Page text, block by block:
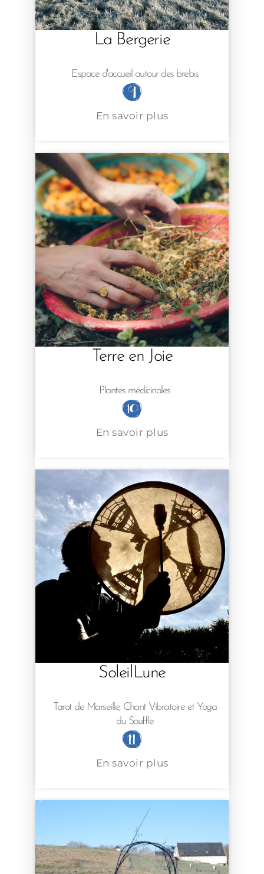
La Bergerie
Espace d'accueil autour des brebis
En savoir plus
Terre en Joie
Plantes médicinales
En savoir plus
SoleilLune
Tarot de Marseille, Chant Vibratoire et Yoga
du Souffle
En savoir plus